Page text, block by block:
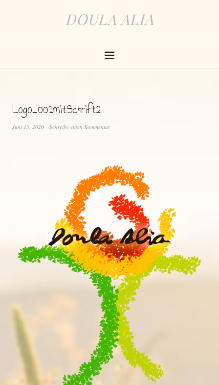
DOULA ALIA
Logo_001mitSchrift2
Juni 15, 2020 Schreibe einen Kommentar